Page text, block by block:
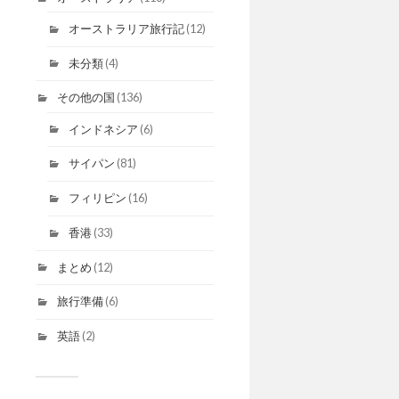
オーストラリア旅行記(12)
未分類(4)
その他の国 (136)
インドネシア (6)
サイパン (81)
フィリピン (16)
香港(33)
まとめ (12)
旅行準備(6)
英語(2)